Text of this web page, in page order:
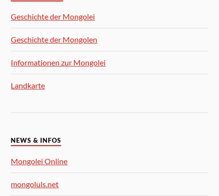
Geschichte der Mongolei
Geschichte der Mongolen
Informationen zur Mongolei
Landkarte
NEWS & INFOS
Mongolei Online
mongoluls.net